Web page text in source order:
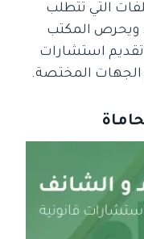
التي تتطلب
ويحرص المكتب
استشارات
الجهات المختصة.